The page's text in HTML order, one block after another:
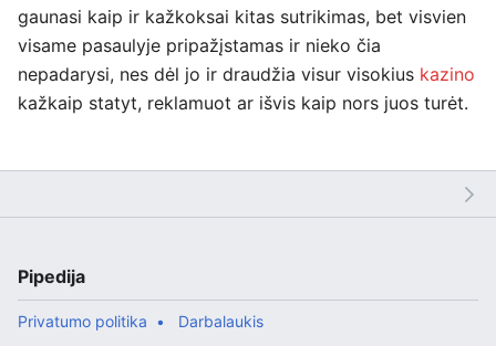
gaunasi kaip ir kažkoksai kitas sutrikimas, bet visvien
visame pasaulyje pripažįstamas ir nieko čia
nepadarysi, nes dėl jo ir draudžia visur visokius kazino
kažkaip statyt, reklamuot ar išvis kaip nors juos turėt.
Pipedija
Privatumo politika Darbalaukis